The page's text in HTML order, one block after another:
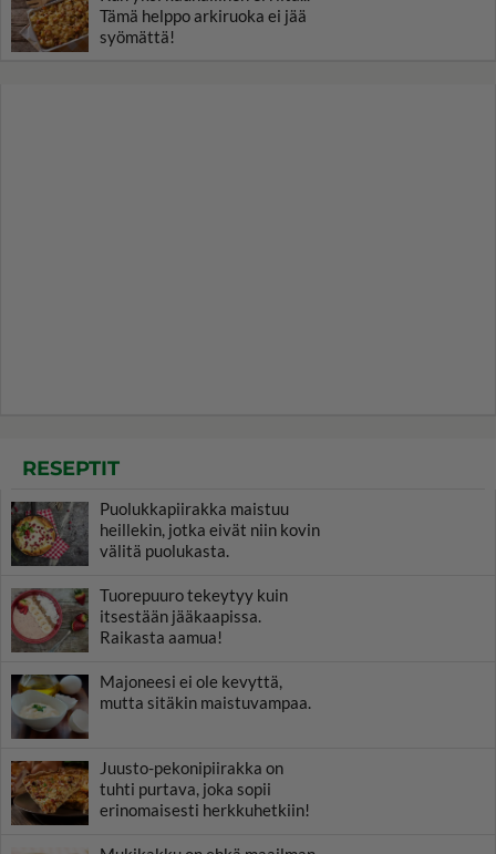
Tämä helppo arkiruoka ei jää
syömättä!
RESEPTIT
Puolukkapiirakka maistuu
heillekin, jotka eivät niin kovin
välitä puolukasta.
Tuorepuuro tekeytyy kuin
itsestään jääkaapissa.
Raikasta aamua!
Majoneesi ei ole kevyttä,
mutta sitäkin maistuvampaa.
Juusto-pekonipiirakka on
tuhti purtava, joka sopii
erinomaisesti herkkuhetkiin!